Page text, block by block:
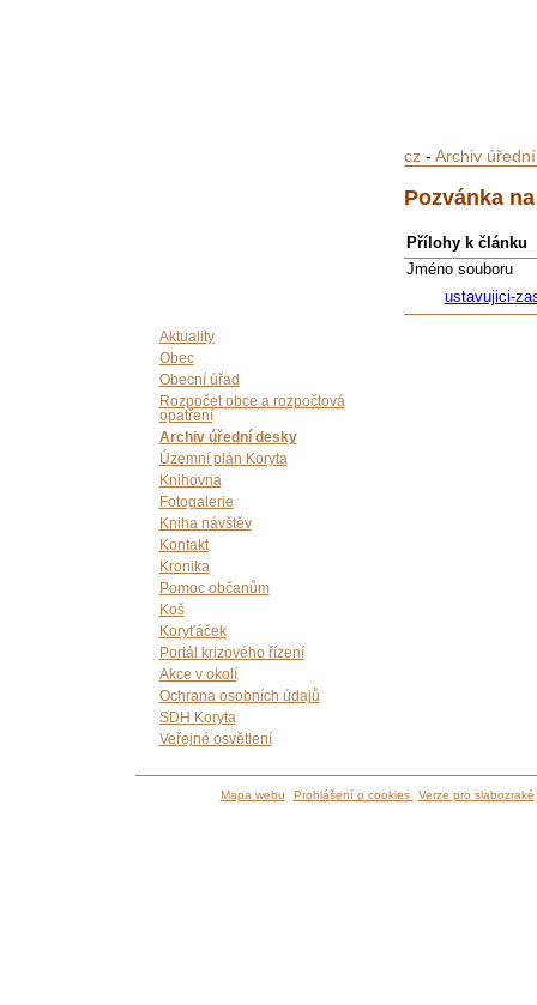
Aktuality
Obec
Obecní úřad
Rozpočet obce a rozpočtová
opatření
Archiv úřední desky
Územní plán Koryta
Knihovna
Fotogalerie
Kniha návštěv
Kontakt
Kronika
Pomoc občanům
Koš
Koryťáček
Portál krizového řízení
Akce v okolí
Ochrana osobních údajů
SDH Koryta
Veřejné osvětlení
cz- Archiv
Pozvánka
Přílohy k článku
Jméno souboru
ustavujici-
Mapa webu Prohlášení o cookies Verze pro slabozraké